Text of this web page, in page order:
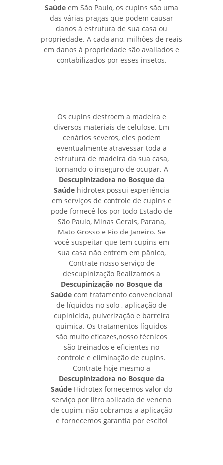
Saúde em São Paulo, os cupins são uma
das várias pragas que podem causar
danos à estrutura de sua casa ou
propriedade. A cada ano, milhões de reais
em danos à propriedade são avaliados e
contabilizados por esses insetos.
Os cupins destroem a madeira e
diversos materiais de celulose. Em
cenários severos, eles podem
eventualmente atravessar toda a
estrutura de madeira da sua casa,
tornando-o inseguro de ocupar. A
Descupinizadora no Bosque da
Saúde hidrotex possui experiência
em serviços de controle de cupins e
pode fornecê-los por todo Estado de
São Paulo, Minas Gerais, Parana,
Mato Grosso e Rio de Janeiro. Se
você suspeitar que tem cupins em
sua casa não entrem em pânico,
Contrate nosso serviço de
descupinização Realizamos a
Descupinização no Bosque da
Saúdecom tratamento convencional
de líquidos no solo , aplicação de
cupinicida, pulverização e barreira
quimica. Os tratamentos líquidos
são muito eficazes,nosso técnicos
são treinados e eficientes no
controle e eliminação de cupins.
Contrate hoje mesmo a
Descupinizadora no Bosque da
Saúde Hidrotex fornecemos valor do
serviço por litro aplicado de veneno
de cupim, não cobramos a aplicação
e fornecemos garantia por escito!